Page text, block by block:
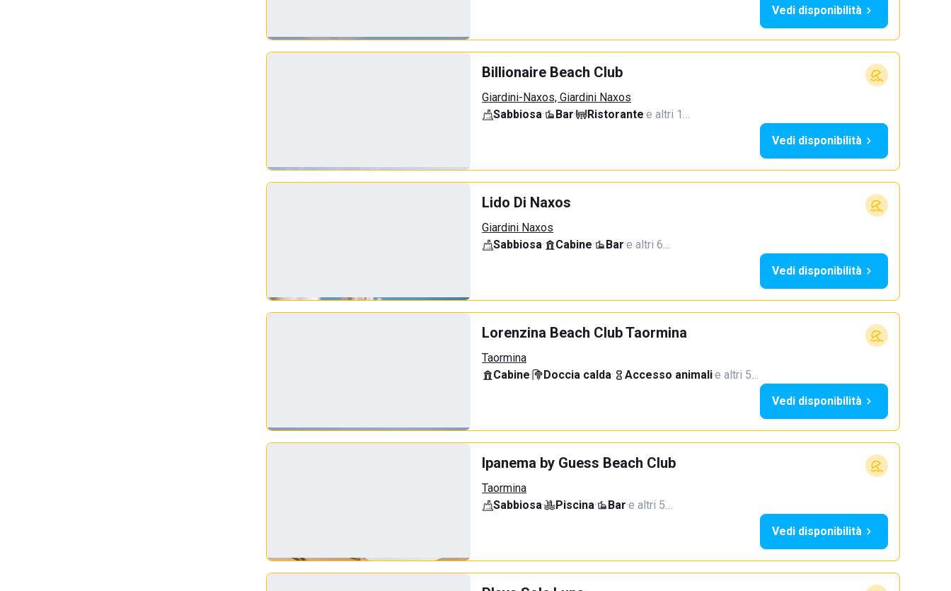
Vedi disponibilità
Billionaire Beach Club
Giardini-Naxos, Giardini Naxos
Sabbiosa· Bar· Ristorante·e altri 1…
Vedi disponibilità
Lido Di Naxos
Giardini Naxos
Sabbiosa· Cabine· Bar·e altri 6…
Vedi disponibilità
Lorenzina Beach Club Taormina
Taormina
Cabine· Doccia calda· Accesso animali·e altri 5…
Vedi disponibilità
Ipanema by Guess Beach Club
Taormina
Sabbiosa· Piscina· Bar·e altri 5…
Vedi disponibilità